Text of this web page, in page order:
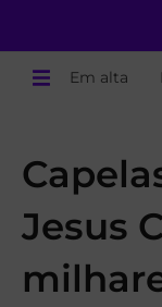
Em alta
Jesus